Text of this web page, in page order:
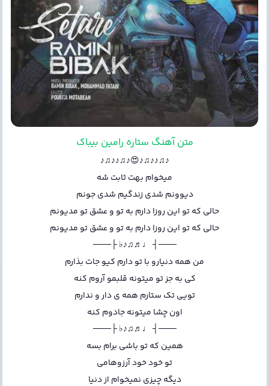
متن آهنگ ستاره رامین بیباک
♪♫♪♪♫♪😍♪♫♪♪♫♪
میخوام بهت ثابت شه
دیوونم شدی زندگیم شدی جونم
حالی که تو این روزا دارم به تو و عشق تو مدیونم
حالی که تو این روزا دارم به تو و عشق تو مدیونم
───┤ ♩♬♫♪♭ ├───
من همه دنیارو با تو دارم کیو جات بذارم
کی به جز تو میتونه قلبمو آروم کنه
تویی تک ستارم همه ی دار و ندارم
اون چشا میتونه جادوم کنه
───┤ ♩♬♫♪♭ ├───
همین که تو باشی برام بسه
تو خود خود آرزوهامی
دیگه چیزی نمیخوام از دنیا